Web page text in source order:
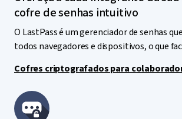
cofre de senhas intuitivo
O LastPass é um gerenciador de senhas
todos navegadores e dispositivos, o que
Cofres criptografados para